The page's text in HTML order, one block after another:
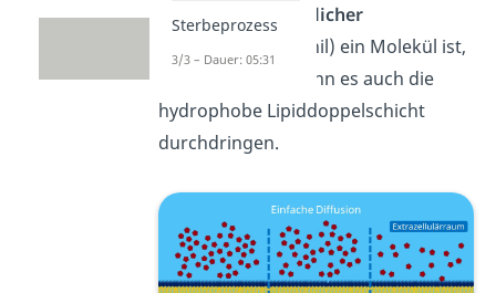
Hier gilt:
fettlöslicher
(hydrophob/lipophil) ein Molekül ist,
kann es auch die
hydrophobe Lipiddoppelschicht
durchdringen.
Sterbeprozess
3/3 – Dauer: 05:31